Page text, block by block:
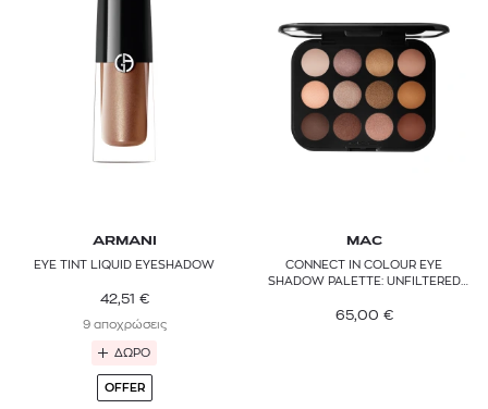
SISLEY PARIS
TOM FORD
YVES SAINT LAURENT
ARMANI
EYE TINT LIQUID EYESHADOW
42,51 €
9 αποχρώσεις
ΔΩΡΟ
OFFER
MAC
CONNECT IN COLOUR EYE
SHADOW PALETTE: UNFILTERED
65,00 €